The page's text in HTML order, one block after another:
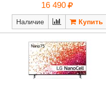
16 490
Наличие